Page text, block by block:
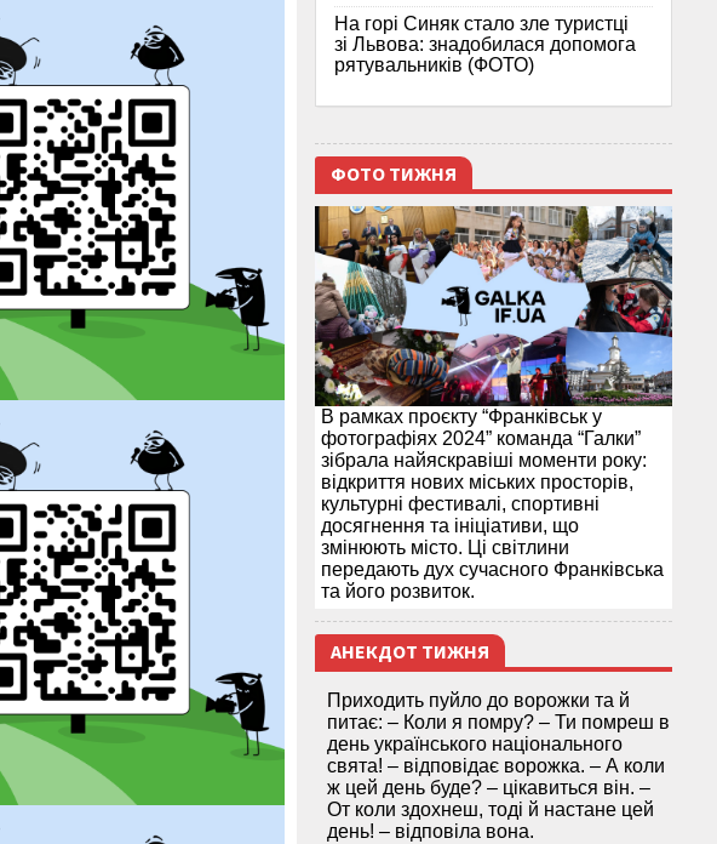
На горі Синяк стало зле туристці
зі Львова: знадобилася допомога
рятувальників (ФОТО)
ФОТО ТИЖНЯ
В рамках проєкту “Франківськ у
фотографіях 2024” команда “Галки”
зібрала найяскравіші моменти року:
відкриття нових міських просторів,
культурні фестивалі, спортивні
досягнення та ініціативи, що
змінюють місто. Ці світлини
передають дух сучасного Франківська
та його розвиток.
АНЕКДОТ ТИЖНЯ
Приходить пуйло до ворожки та й
питає: – Коли я помру? – Ти помреш в
день українського національного
свята! – відповідає ворожка. – А коли
ж цей день буде? – цікавиться він. –
От коли здохнеш, тоді й настане цей
день! – відповіла вона.